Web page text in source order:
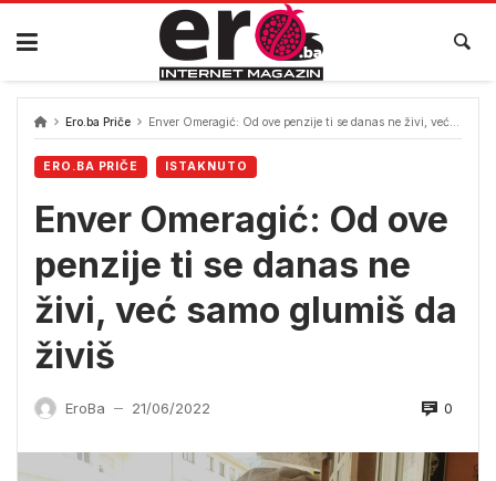
Skip
content
Ero.ba Priče Enver Omeragić: Od ove penzije ti se danas ne živi, već samo glumiš da živiš
ERO.BA PRIČE ISTAKNUTO
Enver Omeragić: Od ove
penzije ti se danas ne
živi, već samo glumiš da
živiš
EroBa — 21/06/2022 0